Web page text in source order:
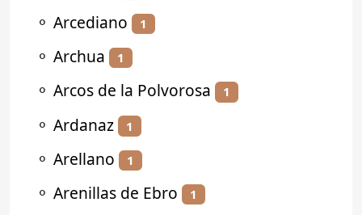
⚬ Arcediano 1
⚬ Archua 1
⚬ Arcos de la Polvorosa 1
⚬ Ardanaz 1
⚬ Arellano 1
⚬ Arenillas de Ebro 1